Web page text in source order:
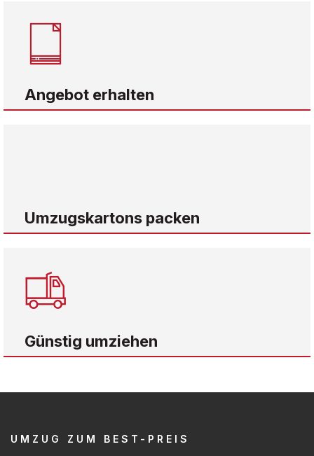
Angebot erhalten
Umzugskartons packen
Günstig umziehen
UMZUG ZUM BEST-PREIS